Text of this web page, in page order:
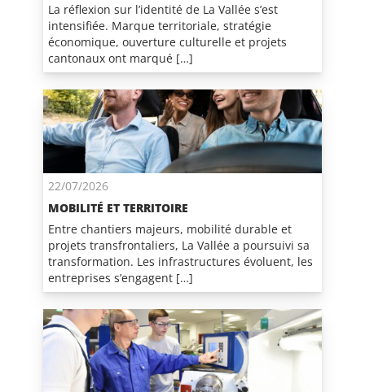
La réflexion sur l’identité de La Vallée s’est
intensifiée. Marque territoriale, stratégie
économique, ouverture culturelle et projets
cantonaux ont marqué […]
22/07/2026
MOBILITÉ ET TERRITOIRE
Entre chantiers majeurs, mobilité durable et
projets transfrontaliers, La Vallée a poursuivi sa
transformation. Les infrastructures évoluent, les
entreprises s’engagent […]